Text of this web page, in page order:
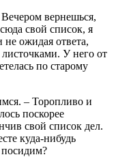
вернешься,
свой список, я
не ожидая ответа,
У него от
по старому
– Торопливо и
поскорее
свой список дел.
куда-нибудь